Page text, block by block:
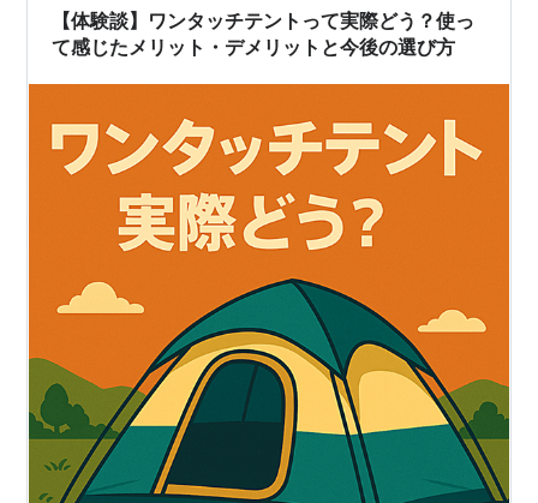
営がとにかくラク。準備から子どもに…
【体験談】ワンタッチテントって実際どう？使っ
て感じたメリット・デメリットと今後の選び方